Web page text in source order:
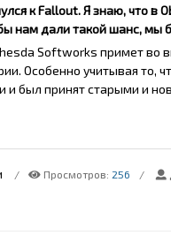
к Fallout. Я знаю, что в
нам дали такой шанс,
Softworks примет во
Особенно учитывая то,
и был принят старыми и
Просмотров: 256